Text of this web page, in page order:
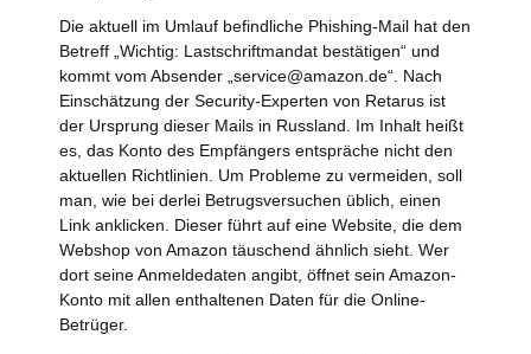
Die aktuell im Umlauf befindliche Phishing-Mail hat den
Betreff „Wichtig: Lastschriftmandat bestätigen“ und
kommt vom Absender „service@amazon.de“. Nach
Einschätzung der Security-Experten von Retarus ist
der Ursprung dieser Mails in Russland. Im Inhalt heißt
es, das Konto des Empfängers entspräche nicht den
aktuellen Richtlinien. Um Probleme zu vermeiden, soll
man, wie bei derlei Betrugsversuchen üblich, einen
Link anklicken. Dieser führt auf eine Website, die dem
Webshop von Amazon täuschend ähnlich sieht. Wer
dort seine Anmeldedaten angibt, öffnet sein Amazon-
Konto mit allen enthaltenen Daten für die Online-
Betrüger.